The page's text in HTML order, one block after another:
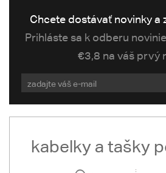
Chcete dostávať novinky a
Prihláste sa k odberu
€3,8 na váš prvý
kabelky a tašky